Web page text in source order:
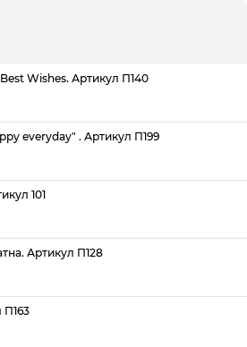
Wishes. Артикул П140
everyday" . Артикул П199
101
Артикул П128
П163